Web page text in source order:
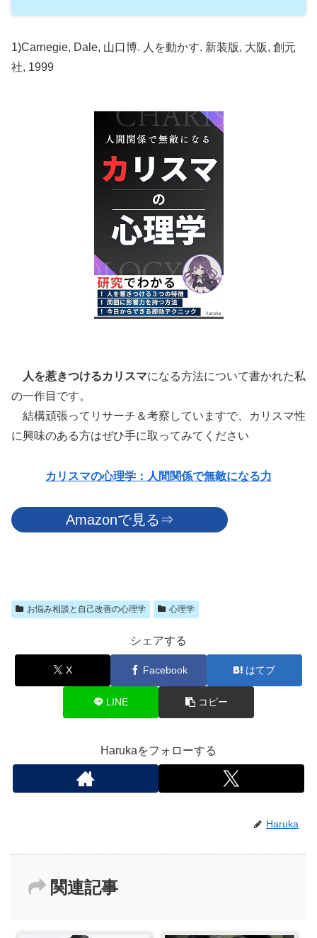
1)Carnegie, Dale, 山口博. 人を動かす. 新装版, 大阪, 創元
社, 1999
人を惹きつけるカリスマになる方法について書かれた私
の一作目です。
結構頑張ってリサーチ＆考察していますで、カリスマ性
に興味のある方はぜひ手に取ってみてください
カリスマの心理学：人間関係で無敵になる力
Amazonで見る⇒
お悩み相談と自己改善の心理学 心理学
シェアする
X Facebook はてブ
LINE コピー
Harukaをフォローする
Haruka
関連記事